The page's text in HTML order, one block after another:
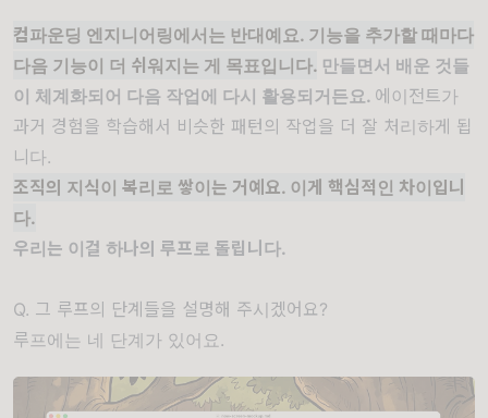
컴파운딩 엔지니어링에서는 반대예요. 기능을 추가할 때마다
다음 기능이 더 쉬워지는 게 목표입니다. 만들면서 배운 것들
이 체계화되어 다음 작업에 다시 활용되거든요. 에이전트가
과거 경험을 학습해서 비슷한 패턴의 작업을 더 잘 처리하게 됩
니다.
조직의 지식이 복리로 쌓이는 거예요. 이게 핵심적인 차이입니
다.
우리는 이걸 하나의 루프로 돌립니다.
Q. 그 루프의 단계들을 설명해 주시겠어요?
루프에는 네 단계가 있어요.